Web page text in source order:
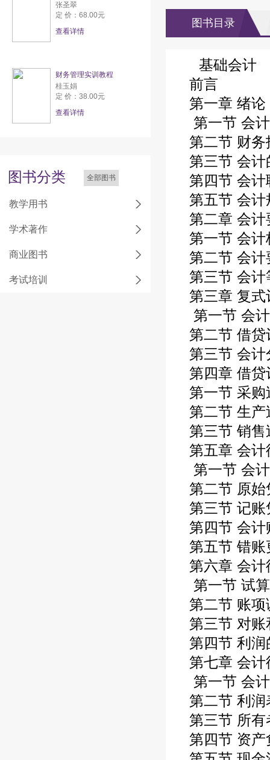
张圣翠
定 价：68.00元
查看详情
财务管理实训教程
桂玉娟
定 价：38.00元
查看详情
图书分类 全部图书
教学用书
学术著作
商业图书
考试培训
图书目录
基础会计
前言
第一章 绪论
第一节 会计
第二节 财务
第三节 会计
第四节 会计
第五节 会计
第二章 会计
第一节 会计
第二节 会计
第三节 会计
第三章 复式
第一节 会计
第二节 借贷
第三节 会计
第四章 借贷
第一节 采购
第二节 生产
第三节 销售
第五章 会计
第一节 会
第二节 原始
第三节 记账
第四节 会计
第五节 错账
第六章 会计
第一节 试
第二节 账项
第三节 对账
第四节 利润
第七章 会
第一节 会计
第二节 利润
第三节 所有
第四节 资产